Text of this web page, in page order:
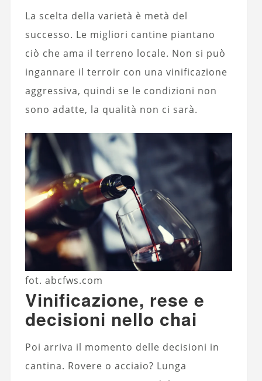
La scelta della varietà è metà del
successo. Le migliori cantine piantano
ciò che ama il terreno locale. Non si può
ingannare il terroir con una vinificazione
aggressiva, quindi se le condizioni non
sono adatte, la qualità non ci sarà.
fot. abcfws.com
Vinificazione, rese e
decisioni nello chai
Poi arriva il momento delle decisioni in
cantina. Rovere o acciaio? Lunga